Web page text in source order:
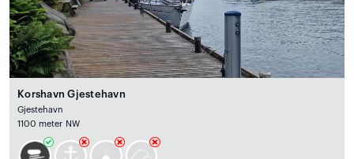
Korshavn Gjestehavn
Gjestehavn
1100 meter NW